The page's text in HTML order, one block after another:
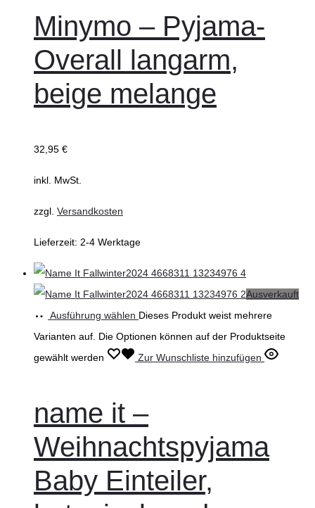
Minymo – Pyjama-
Overall langarm,
beige melange
32,95 €
inkl. MwSt.
zzgl. Versandkosten
Lieferzeit: 2-4 Werktage
Ausverkauft
Ausführung wählen Dieses Produkt weist mehrere
Varianten auf. Die Optionen können auf der Produktseite
gewählt werden
Zur Wunschliste hinzufügen
name it –
Weihnachtspyjama
Baby Einteiler,